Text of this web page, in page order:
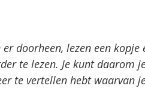
doorheen, lezen een
te lezen. Je kunt daarom
te vertellen hebt waarvan